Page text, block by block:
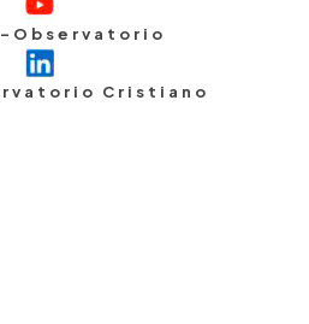
Observatorio
Cristiano